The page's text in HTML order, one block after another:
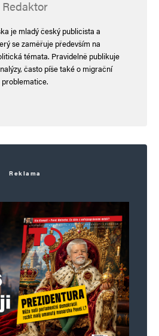
Webová stránka
e-mail a webovou stránku pro budoucí
Redaktor
je mladý český publicista a
se zaměřuje především na
témata. Pravidelně publikuje
často píše také o migrační
problematice.
Reklama